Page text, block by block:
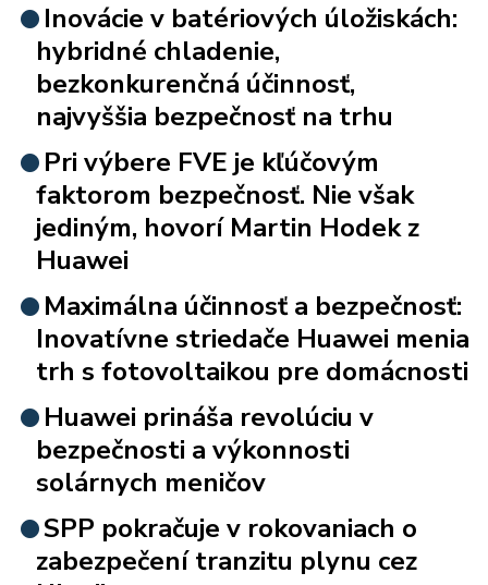
Inovácie v batériových úložiskách:
hybridné chladenie,
bezkonkurenčná účinnosť,
najvyššia bezpečnosť na trhu
Pri výbere FVE je kľúčovým
faktorom bezpečnosť. Nie však
jediným, hovorí Martin Hodek z
Huawei
Maximálna účinnosť a bezpečnosť:
Inovatívne striedače Huawei menia
trh s fotovoltaikou pre domácnosti
Huawei prináša revolúciu v
bezpečnosti a výkonnosti
solárnych meničov
SPP pokračuje v rokovaniach o
zabezpečení tranzitu plynu cez